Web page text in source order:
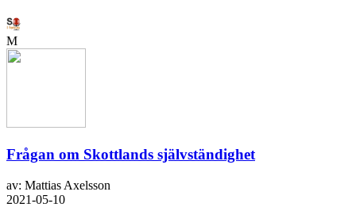
M
Frågan om Skottlands självständighet
av: Mattias Axelsson
2021-05-10